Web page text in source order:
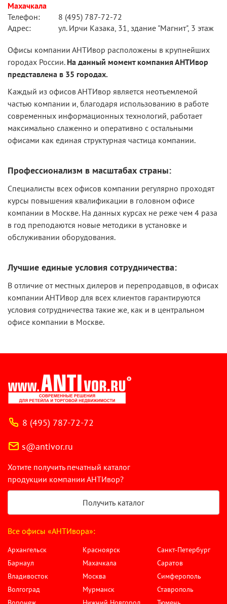
Махачкала
Телефон:
8 (495) 787-72-72
Адрес:
ул. Ирчи Казака, 31, здание "Магнит", 3 этаж
Офисы компании АНТИвор расположены в крупнейших
городах России. На данный момент компания АНТИвор
представлена в 35 городах.
Каждый из офисов АНТИвор является неотъемлемой
частью компании и, благодаря использованию в работе
современных информационных технологий, работает
максимально слаженно и оперативно с остальными
офисами как единая структурная частица компании.
Профессионализм в масштабах страны:
Специалисты всех офисов компании регулярно проходят
курсы повышения квалификации в головном офисе
компании в Москве. На данных курсах не реже чем 4 раза
в год преподаются новые методики в установке и
обслуживании оборудования.
Лучшие единые условия сотрудничества:
В отличие от местных дилеров и перепродавцов, в офисах
компании АНТИвор для всех клиентов гарантируются
условия сотрудничества такие же, как и в центральном
офисе компании в Москве.
8 (495) 787-72-72
s@antivor.ru
Хотите получить печатный каталог
продукции компании АНТИвор?
Получить каталог
Все офисы «АНТИвора»:
Архангельск
Барнаул
Владивосток
Волгоград
Красноярск
Махачкала
Москва
Мурманск
Санкт-Петербург
Саратов
Симферополь
Ставрополь